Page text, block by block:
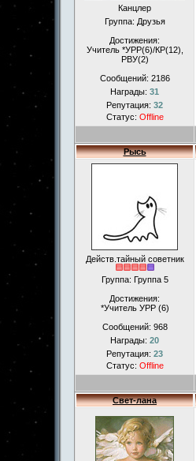
Канцлер
Группа: Друзья
Достижения:
Учитель *УРР(6)/КР(12),
РВУ(2)
Сообщений: 2186
Награды: 31
Репутация: 32
Статус: Offline
Рысь
Действ.тайный советник
Группа: Группа 5
Достижения:
*Учитель УРР (6)
Сообщений: 968
Награды: 20
Репутация: 23
Статус: Offline
Свет-лана